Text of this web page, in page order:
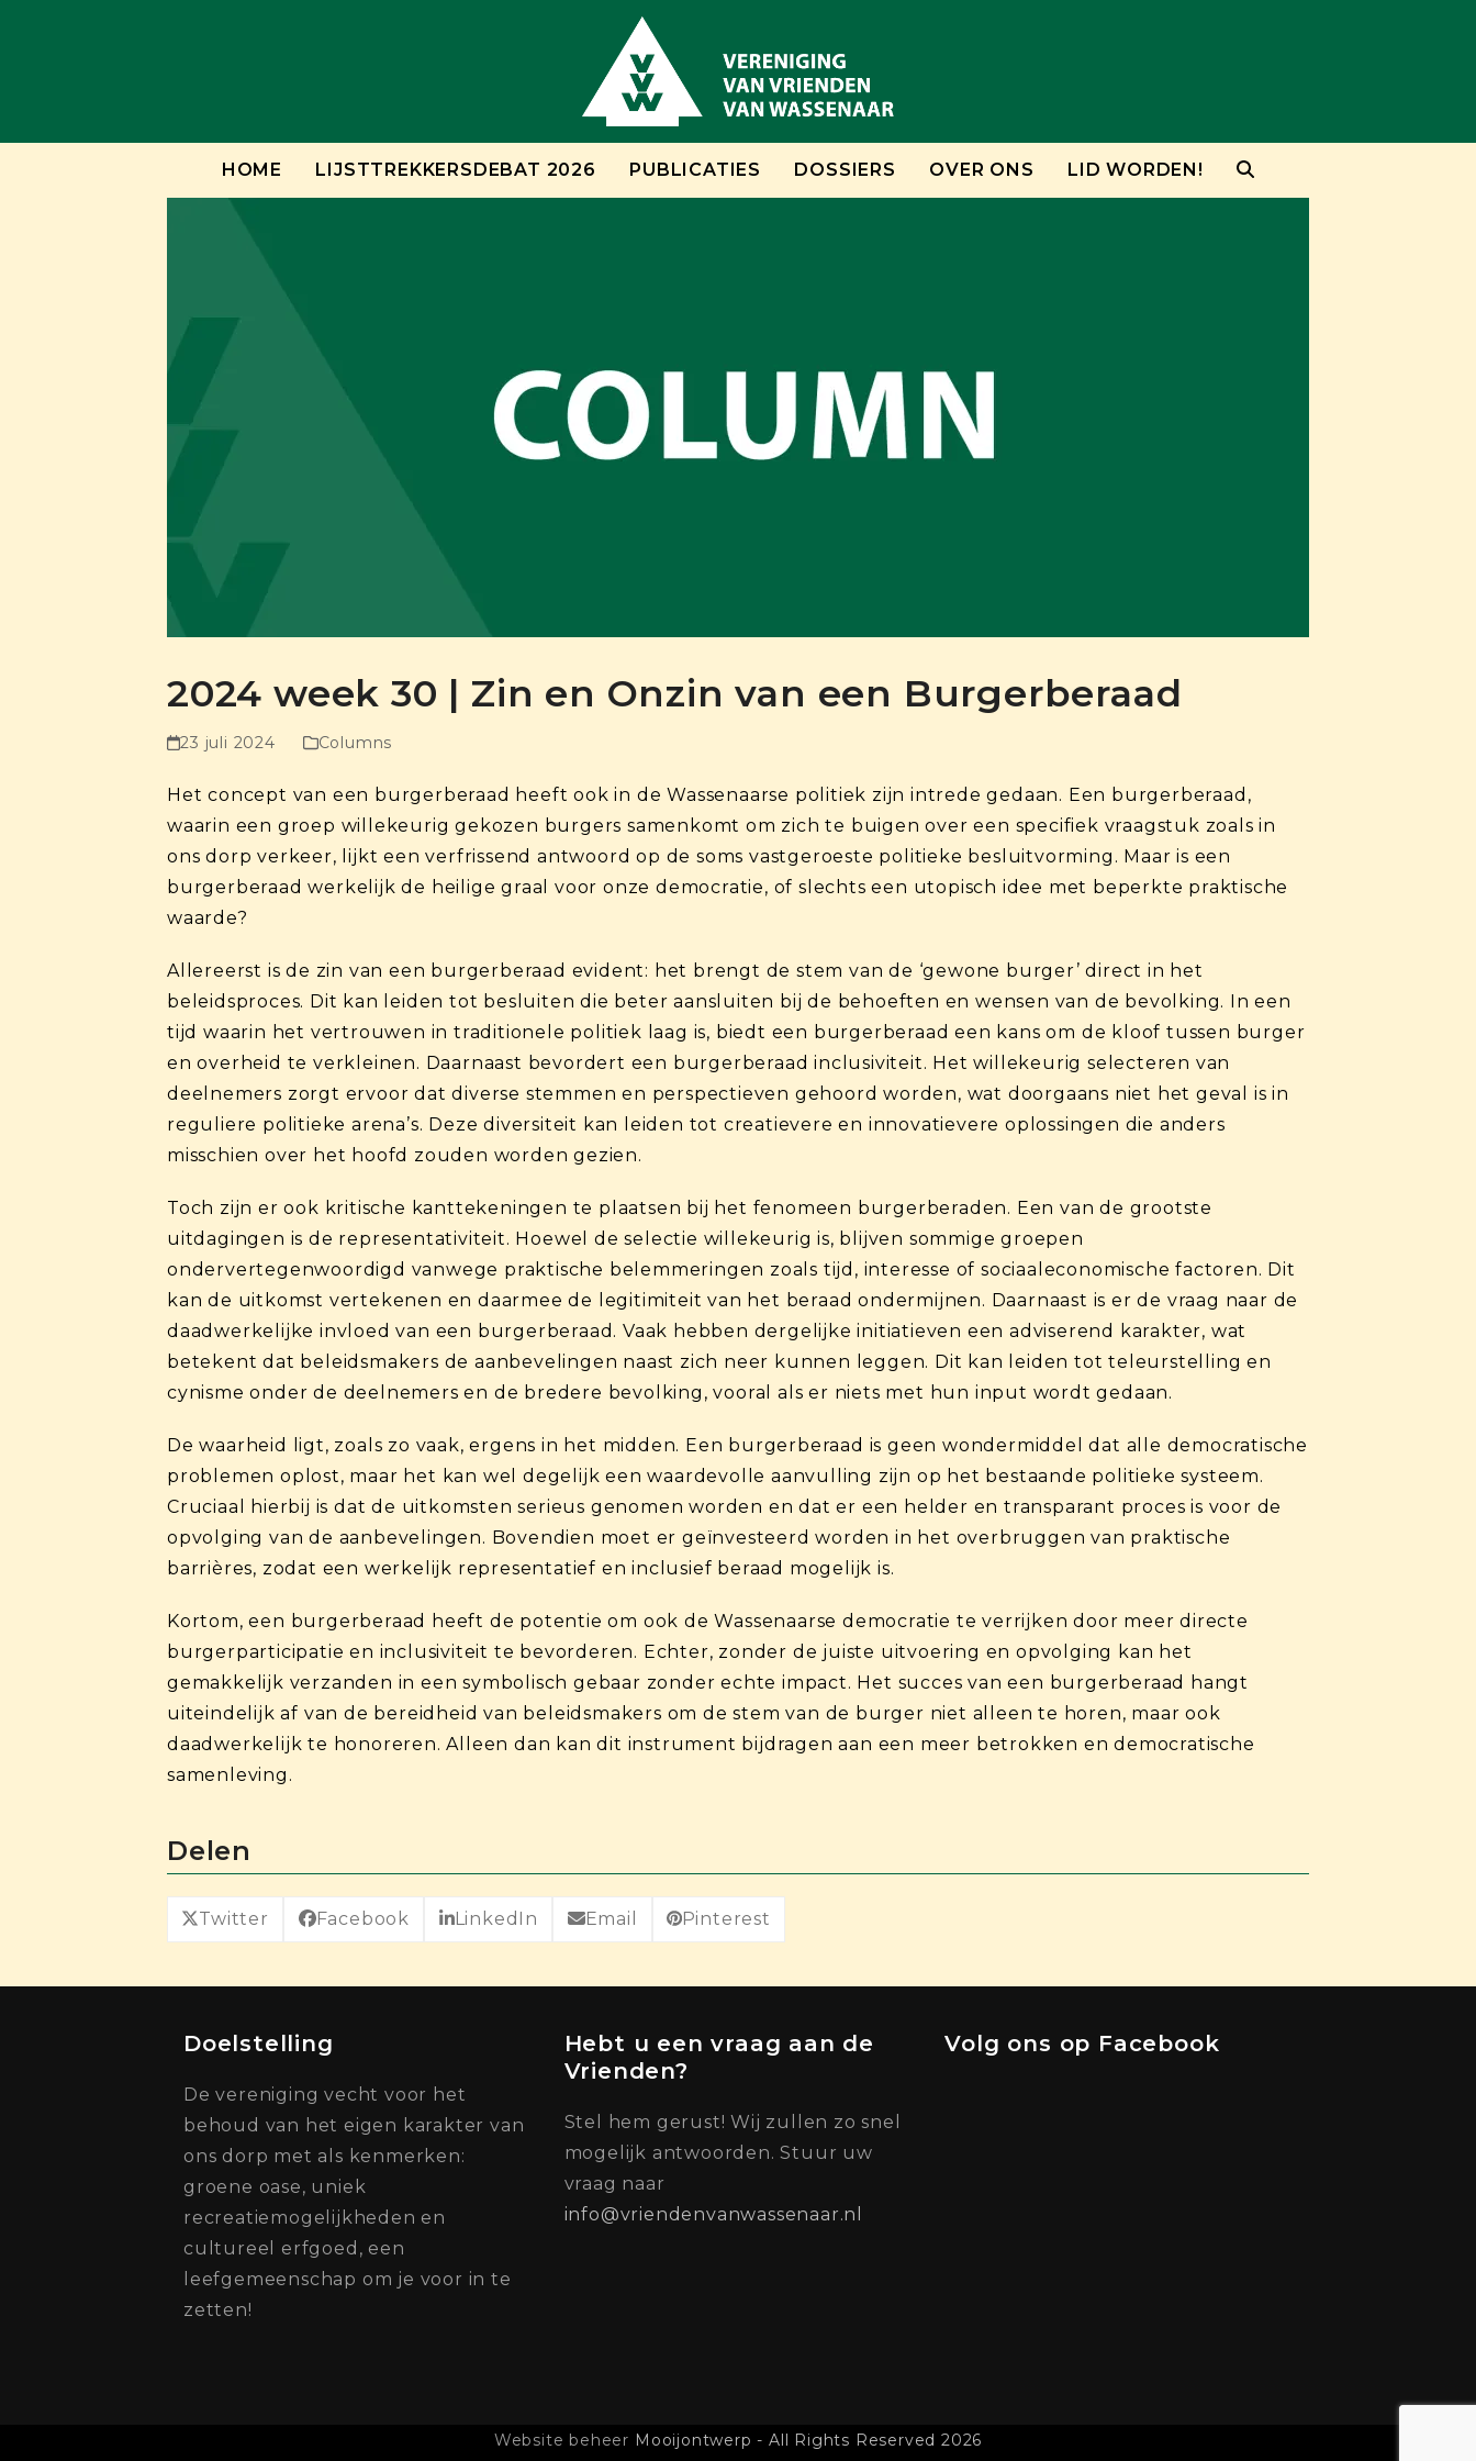
HOME LIJSTTREKKERSDEBAT 2026 PUBLICATIES DOSSIERS OVER ONS LID WORDEN!
2024 week 30 | Zin en Onzin van een Burgerberaad
23 juli 2024 Columns
Het concept van een burgerberaad heeft ook in de Wassenaarse politiek zijn intrede gedaan. Een burgerberaad,
waarin een groep willekeurig gekozen burgers samenkomt om zich te buigen over een specifiek vraagstuk zoals in
ons dorp verkeer, lijkt een verfrissend antwoord op de soms vastgeroeste politieke besluitvorming. Maar is een
burgerberaad werkelijk de heilige graal voor onze democratie, of slechts een utopisch idee met beperkte praktische
waarde?
Allereerst is de zin van een burgerberaad evident: het brengt de stem van de ‘gewone burger’ direct in het
beleidsproces. Dit kan leiden tot besluiten die beter aansluiten bij de behoeften en wensen van de bevolking. In een
tijd waarin het vertrouwen in traditionele politiek laag is, biedt een burgerberaad een kans om de kloof tussen burger
en overheid te verkleinen. Daarnaast bevordert een burgerberaad inclusiviteit. Het willekeurig selecteren van
deelnemers zorgt ervoor dat diverse stemmen en perspectieven gehoord worden, wat doorgaans niet het geval is in
reguliere politieke arena’s. Deze diversiteit kan leiden tot creatievere en innovatievere oplossingen die anders
misschien over het hoofd zouden worden gezien.
Toch zijn er ook kritische kanttekeningen te plaatsen bij het fenomeen burgerberaden. Een van de grootste
uitdagingen is de representativiteit. Hoewel de selectie willekeurig is, blijven sommige groepen
ondervertegenwoordigd vanwege praktische belemmeringen zoals tijd, interesse of sociaaleconomische factoren. Dit
kan de uitkomst vertekenen en daarmee de legitimiteit van het beraad ondermijnen. Daarnaast is er de vraag naar de
daadwerkelijke invloed van een burgerberaad. Vaak hebben dergelijke initiatieven een adviserend karakter, wat
betekent dat beleidsmakers de aanbevelingen naast zich neer kunnen leggen. Dit kan leiden tot teleurstelling en
cynisme onder de deelnemers en de bredere bevolking, vooral als er niets met hun input wordt gedaan.
De waarheid ligt, zoals zo vaak, ergens in het midden. Een burgerberaad is geen wondermiddel dat alle democratische
problemen oplost, maar het kan wel degelijk een waardevolle aanvulling zijn op het bestaande politieke systeem.
Cruciaal hierbij is dat de uitkomsten serieus genomen worden en dat er een helder en transparant proces is voor de
opvolging van de aanbevelingen. Bovendien moet er geïnvesteerd worden in het overbruggen van praktische
barrières, zodat een werkelijk representatief en inclusief beraad mogelijk is.
Kortom, een burgerberaad heeft de potentie om ook de Wassenaarse democratie te verrijken door meer directe
burgerparticipatie en inclusiviteit te bevorderen. Echter, zonder de juiste uitvoering en opvolging kan het
gemakkelijk verzanden in een symbolisch gebaar zonder echte impact. Het succes van een burgerberaad hangt
uiteindelijk af van de bereidheid van beleidsmakers om de stem van de burger niet alleen te horen, maar ook
daadwerkelijk te honoreren. Alleen dan kan dit instrument bijdragen aan een meer betrokken en democratische
samenleving.
Delen
Twitter Facebook LinkedIn Email Pinterest
Doelstelling
De vereniging vecht voor het
behoud van het eigen karakter van
ons dorp met als kenmerken:
groene oase, uniek
recreatiemogelijkheden en
cultureel erfgoed, een
leefgemeenschap om je voor in te
zetten!
Hebt u een vraag aan de
Vrienden?
Stel hem gerust! Wij zullen zo snel
mogelijk antwoorden. Stuur uw
vraag naar
info@vriendenvanwassenaar.nl
Volg ons op Facebook
Website beheer Mooijontwerp - All Rights Reserved 2026